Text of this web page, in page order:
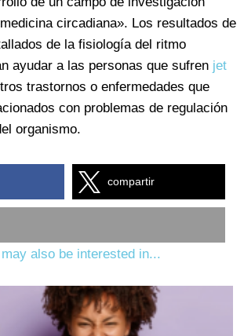
circadiana». Los resultados de
de la fisiología del ritmo
ayudar a las personas que sufren jet
trastornos o enfermedades que
con problemas de regulación
organismo.
compartir
may also be interested in...